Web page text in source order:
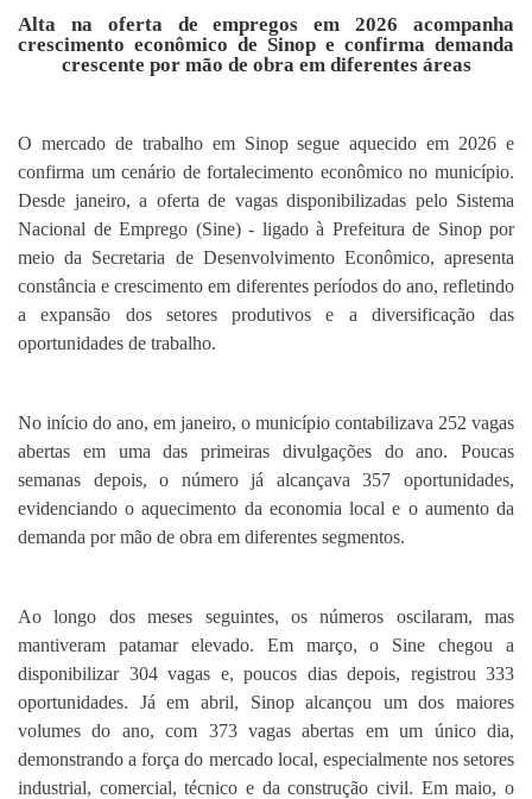
Alta na oferta de empregos em 2026 acompanha
crescimento econômico de Sinop e confirma demanda
crescente por mão de obra em diferentes áreas
O mercado de trabalho em Sinop segue aquecido em 2026 e
confirma um cenário de fortalecimento econômico no município.
Desde janeiro, a oferta de vagas disponibilizadas pelo Sistema
Nacional de Emprego (Sine) - ligado à Prefeitura de Sinop por
meio da Secretaria de Desenvolvimento Econômico, apresenta
constância e crescimento em diferentes períodos do ano, refletindo
a expansão dos setores produtivos e a diversificação das
oportunidades de trabalho.
No início do ano, em janeiro, o município contabilizava 252 vagas
abertas em uma das primeiras divulgações do ano. Poucas
semanas depois, o número já alcançava 357 oportunidades,
evidenciando o aquecimento da economia local e o aumento da
demanda por mão de obra em diferentes segmentos.
Ao longo dos meses seguintes, os números oscilaram, mas
mantiveram patamar elevado. Em março, o Sine chegou a
disponibilizar 304 vagas e, poucos dias depois, registrou 333
oportunidades. Já em abril, Sinop alcançou um dos maiores
volumes do ano, com 373 vagas abertas em um único dia,
demonstrando a força do mercado local, especialmente nos setores
industrial, comercial, técnico e da construção civil. Em maio, o